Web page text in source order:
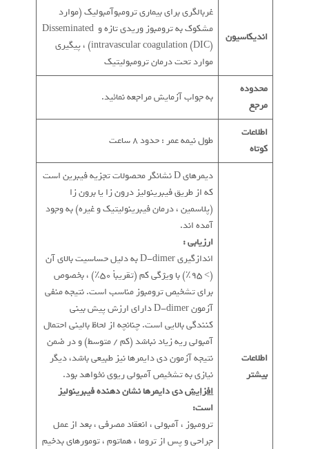
اندیکاسیون
غربالگری برای بیماری ترومبوآمبولیک (موارد
مشکوک به ترومبوز وریدی تازه و Disseminated
intravascular coagulation (DIC)) ، پیگیری
موارد تحت درمان ترومبولیتیک
محدوده
مرجع
به جواب آزمایش مراجعه نمائید.
اطلاعات
کوتاه
طول نیمه عمر : حدود 8 ساعت
اطلاعات
بیشتر
دیمرهای D نشانگر محصولات تجزیه فیبرین است
که از طریق فیبرینولیز درون زا یا برون زا
(پلاسمین ، درمان فیبرینولیتیک و غیره) به وجود
آمده اند.
ارزیابی :
اندازگیری D-dimer به دلیل حساسیت بالای آن
(> 95٪) با ویژگی کم (تقریباً 50٪) ، بخصوص
برای تشخیص ترومبوز مناسب است. نتیجه منفی
آزمون D-dimer دارای ارزش پیش بینی
کنندگی بالایی است. چنانچه از لحاظ بالینی احتمال
آمبولی ریه زیاد نباشد (کم / متوسط) و در ضمن
نتیجه آزمون دی دایمرها نیز طبیعی باشد، دیگر
نیازی به تشخیص آمبولی ریوی نخواهد بود.
افزایشدی دایمرها نشان دهنده فیبرینولیز
است:
ترومبوز ، آمبولی ، انعقاد مصرفی ، بعد از عمل
جراحی و پس از تروما ، هماتوم ، تومورهای بدخیم